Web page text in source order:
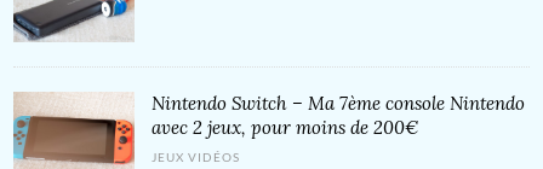
Nintendo Switch – Ma 7ème console Nintendo
avec 2 jeux, pour moins de 200€
JEUX VIDÉOS